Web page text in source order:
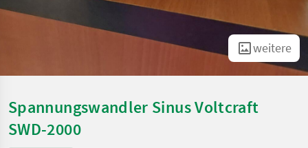
weitere
Spannungswandler Sinus Voltcraft
SWD-2000